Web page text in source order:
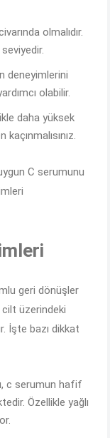
olmalıdır.
deneyimlerini
olabilir.
daha yüksek
C serumunu
geri dönüşler
cilt üzerindeki
İşte bazı dikkat
c serumun hafif
Özellikle yağlı